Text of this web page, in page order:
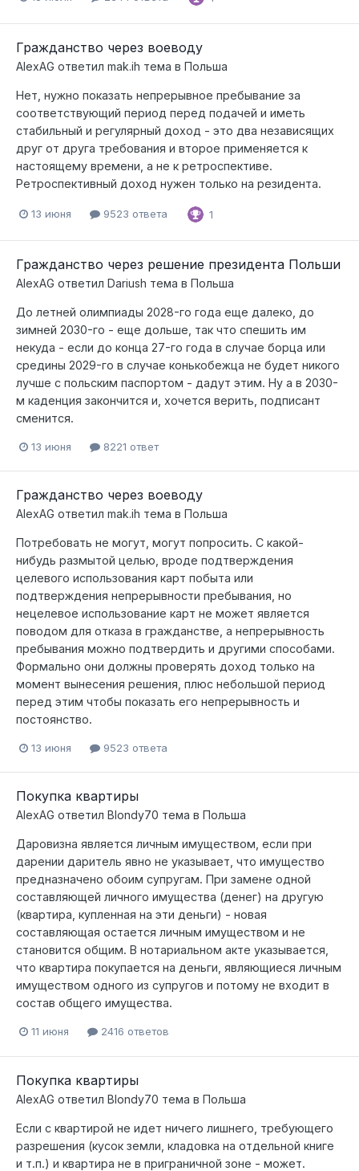
Гражданство через воеводу
AlexAG ответил mak.ih тема в Польша
Нет, нужно показать непрерывное пребывание за
соответствующий период перед подачей и иметь
стабильный и регулярный доход - это два независящих
друг от друга требования и второе применяется к
настоящему времени, а не к ретроспективе.
Ретроспективный доход нужен только на резидента.
13 июня 9523 ответа 1
Гражданство через решение президента Польши
AlexAG ответил Dariush тема в Польша
До летней олимпиады 2028-го года еще далеко, до
зимней 2030-го - еще дольше, так что спешить им
некуда - если до конца 27-го года в случае борца или
средины 2029-го в случае конькобежца не будет никого
лучше с польским паспортом - дадут этим. Ну а в 2030-
м каденция закончится и, хочется верить, подписант
сменится.
13 июня 8221 ответ
Гражданство через воеводу
AlexAG ответил mak.ih тема в Польша
Потребовать не могут, могут попросить. С какой-
нибудь размытой целью, вроде подтверждения
целевого использования карт побыта или
подтверждения непрерывности пребывания, но
нецелевое использование карт не может является
поводом для отказа в гражданстве, а непрерывность
пребывания можно подтвердить и другими способами.
Формально они должны проверять доход только на
момент вынесения решения, плюс небольшой период
перед этим чтобы показать его непрерывность и
постоянство.
13 июня 9523 ответа
Покупка квартиры
AlexAG ответил Blondy70 тема в Польша
Даровизна является личным имуществом, если при
дарении даритель явно не указывает, что имущество
предназначено обоим супругам. При замене одной
составляющей личного имущества (денег) на другую
(квартира, купленная на эти деньги) - новая
составляющая остается личным имуществом и не
становится общим. В нотариальном акте указывается,
что квартира покупается на деньги, являющиеся личным
имуществом одного из супругов и потому не входит в
состав общего имущества.
11 июня 2416 ответов
Покупка квартиры
AlexAG ответил Blondy70 тема в Польша
Если с квартирой не идет ничего лишнего, требующего
разрешения (кусок земли, кладовка на отдельной книге
и т.п.) и квартира не в приграничной зоне - может.